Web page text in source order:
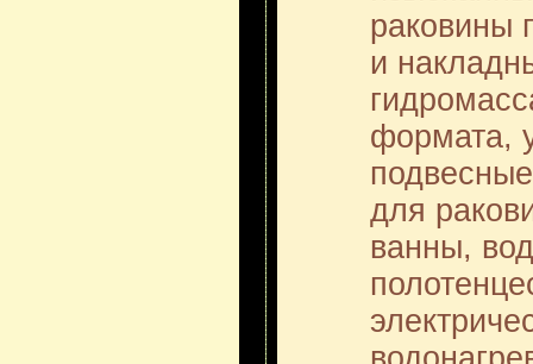
раковины
и
формата,
для
ванны,